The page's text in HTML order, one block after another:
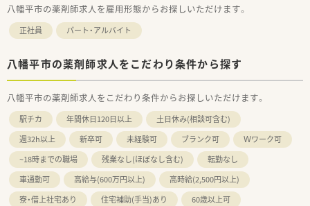
八幡平市の薬剤師求人を雇用形態からお探しいただけます。
正社員 パート・アルバイト
八幡平市の薬剤師求人をこだわり条件から探す
八幡平市の薬剤師求人をこだわり条件からお探しいただけます。
駅チカ 年間休日120日以上
土日休み(相談可含む)
週32h以上
新卒可 未経験可 ブランク可
Ｗワーク可
~18時までの職場
残業なし(ほぼなし含む)
転勤なし
車通勤可
高給与(600万円以上)
高時給(2,500円以上)
寮・借上社宅あり
住宅補助(手当)あり
60歳以上可